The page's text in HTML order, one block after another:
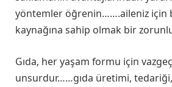
yöntemler öğrenin…….aileniz için
kaynağına sahip olmak bir
Gıda, her yaşam formu için
unsurdur……gıda üretimi,